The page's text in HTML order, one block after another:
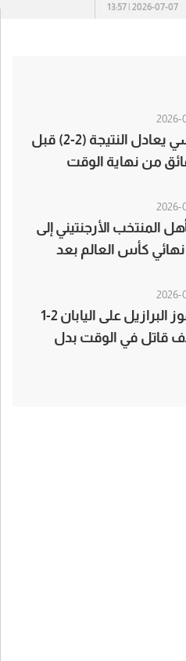
2026-07-07 | 13:57
2026-
ميسي يعادل النتيجة (2-2) قبل
من نهاية الوقت
2026-
المنتخب الأرجنتيني إلى
كأس العالم بعد
2026-
⚽ فوز البرازيل على اليابان 2-1
قاتل في الوقت بدل